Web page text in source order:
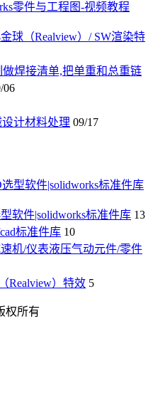
零件与工程图-视频教程
球（Realview）/ SW渲染特
做焊接清单,把单重和总重链
06
计材料处理 09/17
型软件|solidworks标准件库
软件|solidworks标准件库 13
标准件库 10
机/仪表液压气动元件/零件
Realview）特效 5
权所有